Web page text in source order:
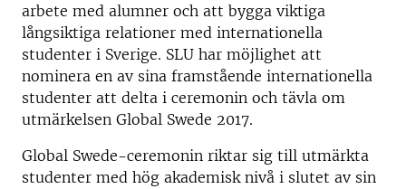
arbete med alumner och att bygga viktiga
långsiktiga relationer med internationella
studenter i Sverige. SLU har möjlighet att
nominera en av sina framstående internationella
studenter att delta i ceremonin och tävla om
utmärkelsen Global Swede 2017.
Global Swede-ceremonin riktar sig till utmärkta
studenter med hög akademisk nivå i slutet av sin